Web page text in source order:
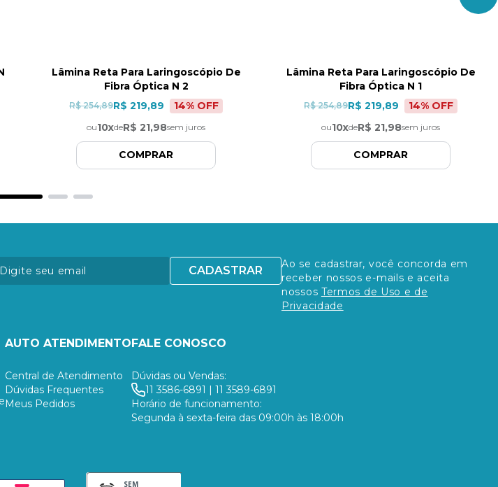
Lâmina Reta Para Laringoscópio De
Fibra Óptica N 2
R$ 254,89R$ 219,89 14% OFF
ou10xdeR$ 21,98sem juros
COMPRAR
Lâmina Reta Para Laringoscópio De
Fibra Óptica N 1
R$ 254,89R$ 219,89 14% OFF
ou10xdeR$ 21,98sem juros
COMPRAR
CADASTRAR
Ao se cadastrar, você concorda em
receber nossos e-mails e aceita
nossos Termos de Uso e de
Privacidade
AUTO ATENDIMENTO
Central de Atendimento
Dúvidas Frequentes
Meus Pedidos
FALE CONOSCO
Dúvidas ou Vendas:
11 3586-6891 | 11 3589-6891
Horário de funcionamento:
Segunda à sexta-feira das 09:00h às 18:00h
SEM